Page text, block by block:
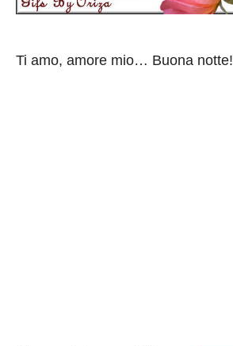
Ti amo, amore mio… Buona notte!